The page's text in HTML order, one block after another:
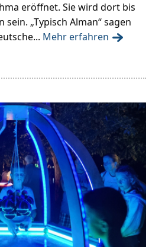
eröffnet. Sie wird dort bis
„Typisch Alman“ sagen
Mehr erfahren